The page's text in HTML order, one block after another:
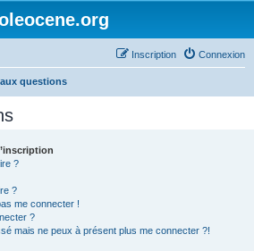
Connexion
Inscription
questions
?
?
me connecter !
?
mais ne peux à présent plus me connecter ?!